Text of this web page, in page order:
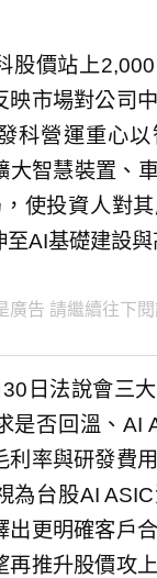
股價站上
映市場對公司
科營運重心
大智慧裝置、
使投資人對
AI基礎建設與
廣告 請繼續往下
日法說會三
是否回溫、AI
利率與研發費
為台股AI
出更明確客戶
再推升股價攻